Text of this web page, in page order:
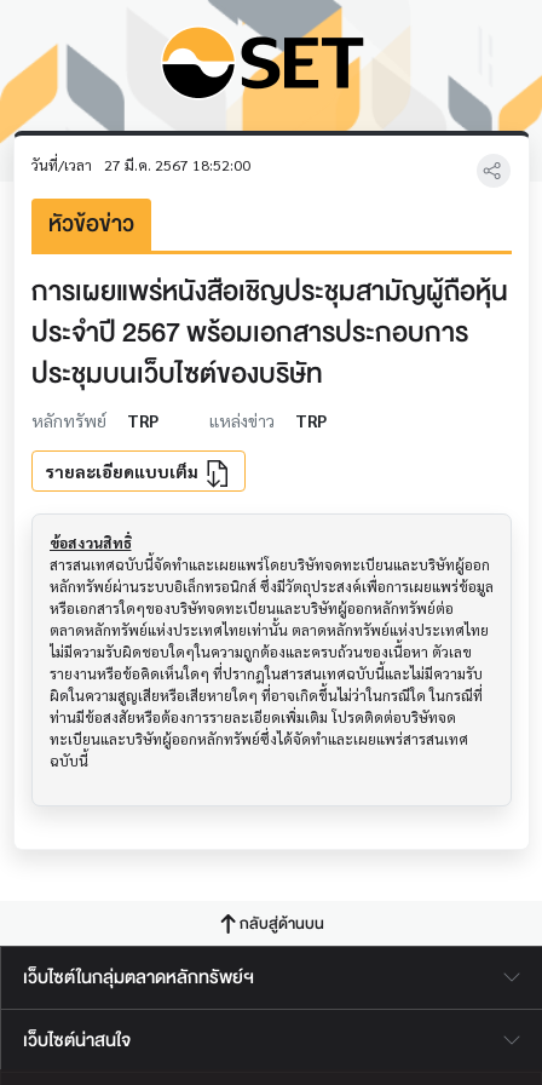
วันที่/เวลา 27 มี.ค. 2567 18:52:00
หัวข้อข่าว
การเผยแพร่หนังสือเชิญประชุมสามัญผู้ถือหุ้น
ประจำปี 2567 พร้อมเอกสารประกอบการ
ประชุมบนเว็บไซต์ของบริษัท
หลักทรัพย์ TRP แหล่งข่าว TRP
รายละเอียดแบบเต็ม
ข้อสงวนสิทธิ์
สารสนเทศฉบับนี้จัดทำและเผยแพร่โดยบริษัทจดทะเบียนและบริษัทผู้ออก
หลักทรัพย์ผ่านระบบอิเล็กทรอนิกส์ ซึ่งมีวัตถุประสงค์เพื่อการเผยแพร่ข้อมูล
หรือเอกสารใดๆของบริษัทจดทะเบียนและบริษัทผู้ออกหลักทรัพย์ต่อ
ตลาดหลักทรัพย์แห่งประเทศไทยเท่านั้น ตลาดหลักทรัพย์แห่งประเทศไทย
ไม่มีความรับผิดชอบใดๆในความถูกต้องและครบถ้วนของเนื้อหา ตัวเลข
รายงานหรือข้อคิดเห็นใดๆ ที่ปรากฎในสารสนเทศฉบับนี้และไม่มีความรับ
ผิดในความสูญเสียหรือเสียหายใดๆ ที่อาจเกิดขึ้นไม่ว่าในกรณีใด ในกรณีที่
ท่านมีข้อสงสัยหรือต้องการรายละเอียดเพิ่มเติม โปรดติดต่อบริษัทจด
ทะเบียนและบริษัทผู้ออกหลักทรัพย์ซึ่งได้จัดทำและเผยแพร่สารสนเทศ
ฉบับนี้
กลับสู่ด้านบน
เว็บไซต์ในกลุ่มตลาดหลักทรัพย์ฯ
เว็บไซต์น่าสนใจ